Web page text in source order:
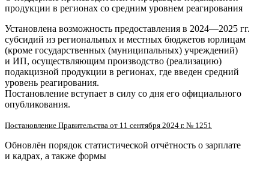
продукции в регионах со средним уровнем реагирования
Установлена возможность предоставления в 2024—2025 гг.
субсидий из региональных и местных бюджетов юрлицам
(кроме государственных (муниципальных) учреждений)
и ИП, осуществляющим производство (реализацию)
подакцизной продукции в регионах, где введен средний
уровень реагирования.
Постановление вступает в силу со дня его официального
опубликования.
Постановление Правительства от 11 сентября 2024 г. № 1251
Обновлён порядок статистической отчётность о зарплате
и кадрах, а также формы